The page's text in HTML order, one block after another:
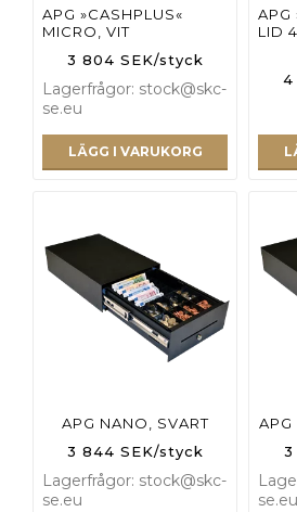
APG »CASHPLUS«
MICRO, VIT
3 804 SEK/styck
Lagerfrågor: stock@skc-
se.eu
LÄGG I VARUKORG
APG
LID
4
APG NANO, SVART
3 844 SEK/styck
Lagerfrågor: stock@skc-
se.eu
APG
3
se.eu